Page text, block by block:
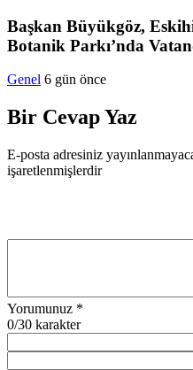
Başkan Büyükgöz,
Botanik Parkı’nda
Genel 6 gün önce
Bir Cevap Yaz
E-posta adresiniz
işaretlenmişlerdir
Yorumunuz *
0/30 karakter